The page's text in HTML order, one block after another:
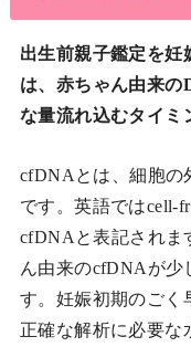
出生前親子鑑定を妊
は、赤ちゃん由来
な量流れ込むタイミ
cfDNAとは、細胞の
です。英語ではcell-
cfDNAと表記されま
ん由来のcfDNAが少
す。妊娠初期のごく
正確な解析に必要な